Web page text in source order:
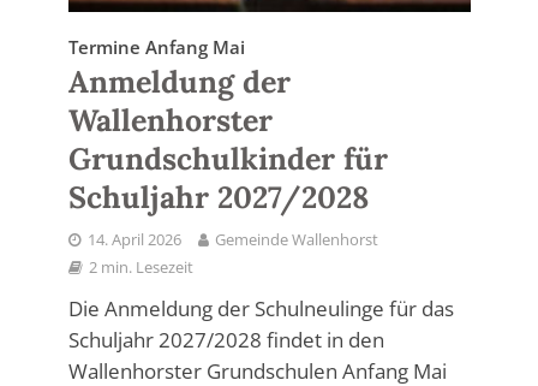
Termine Anfang Mai
Anmeldung der
Wallenhorster
Grundschulkinder für
Schuljahr 2027/2028
14. April 2026
Gemeinde Wallenhorst
2 min. Lesezeit
Die Anmeldung der Schulneulinge für das
Schuljahr 2027/2028 findet in den
Wallenhorster Grundschulen Anfang Mai